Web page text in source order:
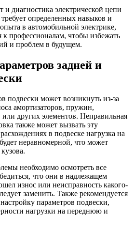
диагностика электрической цепи
определенных навыков и
в автомобильной электрике,
к профессионалам, чтобы избежать
и проблем в будущем.
задней и
подвески может возникнуть из-за
амортизаторов, пружин,
других элементов. Неправильная
также может вызвать эту
в подвеске нагрузка на
неравномерной, что может
необходимо осмотреть все
что они в надлежащем
износ или неисправность какого-
заменить. Также рекомендуется
параметров подвески,
нагрузки на переднюю и